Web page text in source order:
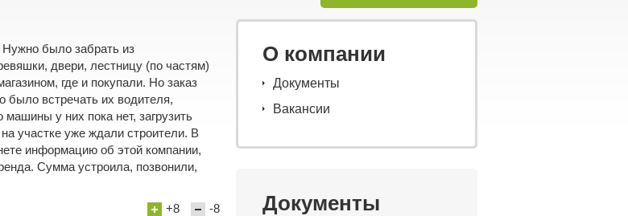
было забрать из
двери, лестницу (по частям)
где и покупали. Но заказ
было встречать их водителя,
у них пока нет, загрузить
участке уже ждали строители. В
информацию об этой компании,
Сумма устроила, позвонили,
+8 -8
О компании
Документы
Вакансии
Документы